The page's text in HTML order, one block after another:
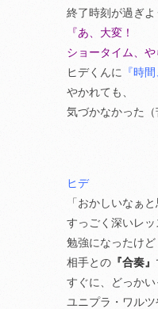
終了時刻が過ぎよ
『あ、大変！
ショータイム、や
ヒデくんに
『時
やかれても、
気づかなかった（
ヒデ
「おかしいなぁと
すっごく深いレッ
勉強になったけど
相手との 『合奏』
すぐに、どっかい
ユニプラ・ワル